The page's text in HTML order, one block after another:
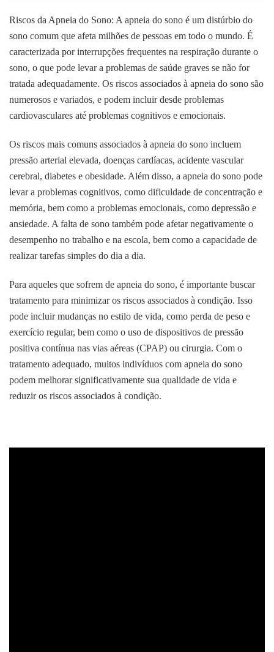
Riscos da Apneia do Sono: A apneia do sono é um distúrbio do
sono comum que afeta milhões de pessoas em todo o mundo. É
caracterizada por interrupções frequentes na respiração durante o
sono, o que pode levar a problemas de saúde graves se não for
tratada adequadamente. Os riscos associados à apneia do sono são
numerosos e variados, e podem incluir desde problemas
cardiovasculares até problemas cognitivos e emocionais.
Os riscos mais comuns associados à apneia do sono incluem
pressão arterial elevada, doenças cardíacas, acidente vascular
cerebral, diabetes e obesidade. Além disso, a apneia do sono pode
levar a problemas cognitivos, como dificuldade de concentração e
memória, bem como a problemas emocionais, como depressão e
ansiedade. A falta de sono também pode afetar negativamente o
desempenho no trabalho e na escola, bem como a capacidade de
realizar tarefas simples do dia a dia.
Para aqueles que sofrem de apneia do sono, é importante buscar
tratamento para minimizar os riscos associados à condição. Isso
pode incluir mudanças no estilo de vida, como perda de peso e
exercício regular, bem como o uso de dispositivos de pressão
positiva contínua nas vias aéreas (CPAP) ou cirurgia. Com o
tratamento adequado, muitos indivíduos com apneia do sono
podem melhorar significativamente sua qualidade de vida e
reduzir os riscos associados à condição.